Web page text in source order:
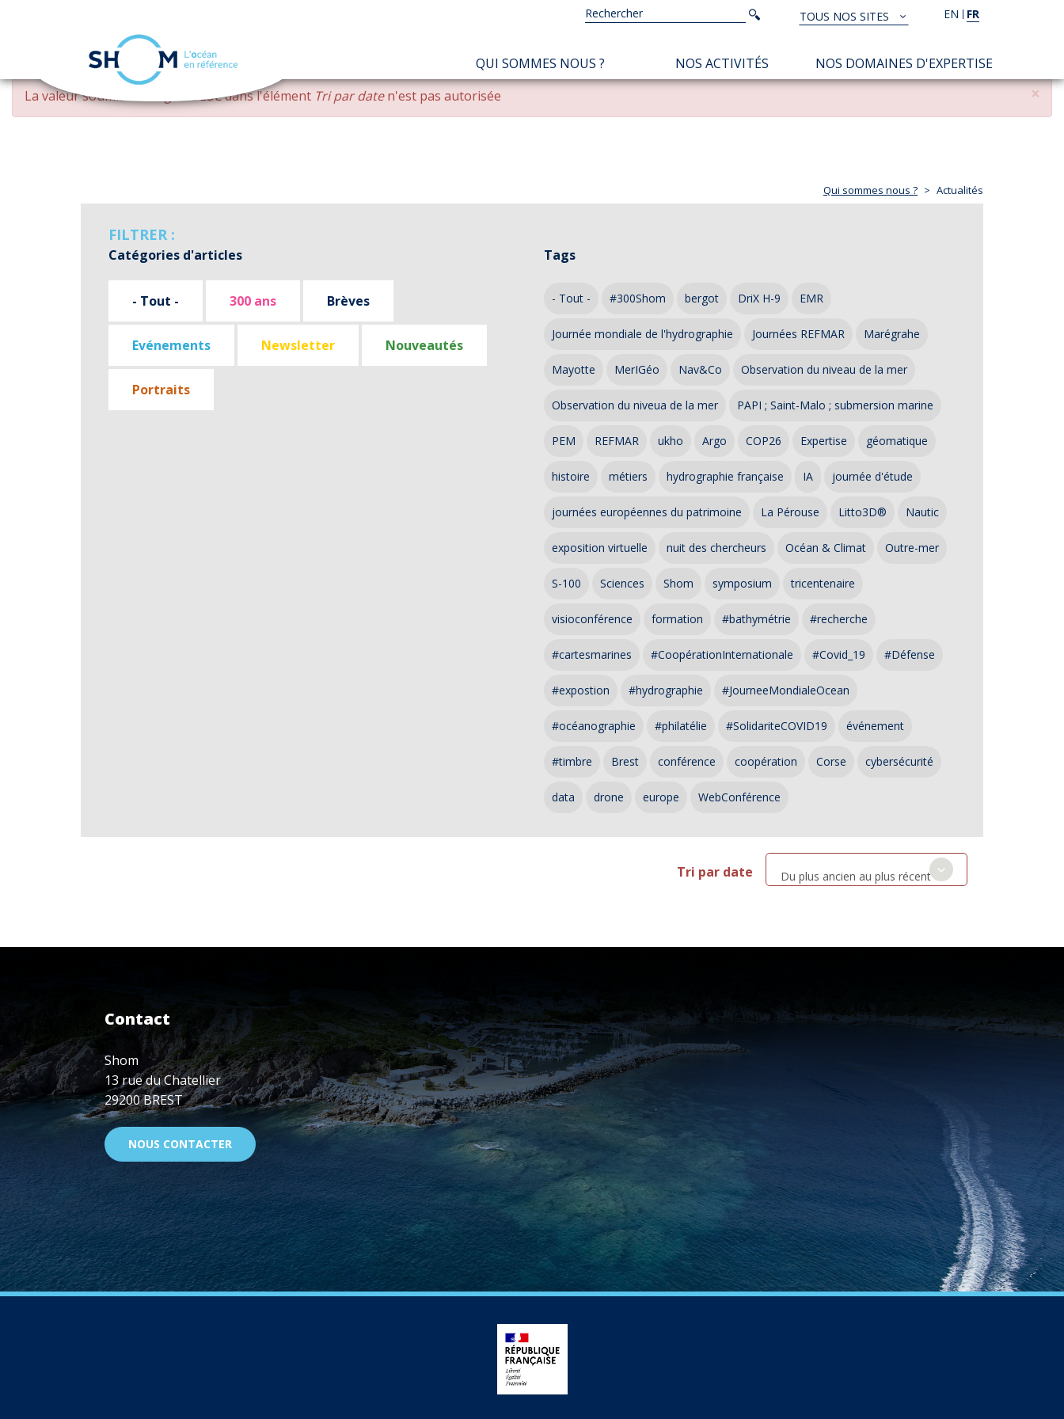
Aller
contenu
EN FR
TOUS
NOS
SITES
TOUS NOS SITES
Rechercher
Rechercher
NAVIGATION
PRINCIPALE
QUI SOMMES NOUS ? NOS ACTIVITÉS NOS DOMAINES D'EXPERTISE
×
MESSAGE
D'ERREUR
La valeur soumise changed DESCdans l'élément Tri par daten'est pas autorisée
Qui sommes nous ? Actualités
FILTRER :
Catégories d'articles
- Tout - 300 ans Brèves
Evénements Newsletter Nouveautés
Portraits
Tags
- Tout - #300Shom bergot DriX H-9 EMR
Journée mondiale de l'hydrographie Journées REFMAR Marégrahe
Mayotte MerIGéo Nav&Co Observation du niveau de la mer
Observation du niveua de la mer PAPI ; Saint-Malo ; submersion marine
PEM REFMAR ukho Argo COP26 Expertise géomatique
histoire métiers hydrographie française IA journée d'étude
journées européennes du patrimoine La Pérouse Litto3D® Nautic
exposition virtuelle nuit des chercheurs Océan & Climat Outre-mer
S-100 Sciences Shom symposium tricentenaire
visioconférence formation #bathymétrie #recherche
#cartesmarines #CoopérationInternationale #Covid_19 #Défense
#expostion #hydrographie #JourneeMondialeOcean
#océanographie #philatélie #SolidariteCOVID19 événement
#timbre Brest conférence coopération Corse cybersécurité
data drone europe WebConférence
Tri par date Du plus ancien au plus récent
Contact
Shom
13 rue du Chatellier
29200 BREST
NOUS CONTACTER